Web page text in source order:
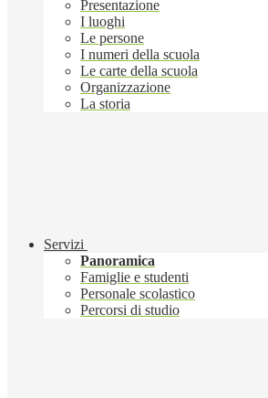
Presentazione
I luoghi
Le persone
I numeri della scuola
Le carte della scuola
Organizzazione
La storia
Servizi
Panoramica
Famiglie e studenti
Personale scolastico
Percorsi di studio